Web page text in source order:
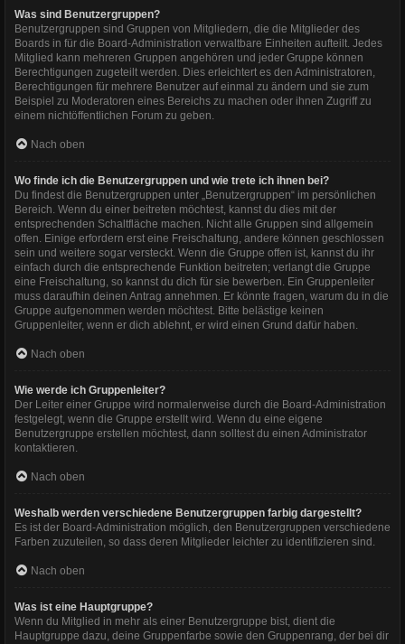
Was sind Benutzergruppen?
Benutzergruppen sind Gruppen von Mitgliedern, die die Mitglieder des
Boards in für die Board-Administration verwaltbare Einheiten aufteilt. Jedes
Mitglied kann mehreren Gruppen angehören und jeder Gruppe können
Berechtigungen zugeteilt werden. Dies erleichtert es den Administratoren,
Berechtigungen für mehrere Benutzer auf einmal zu ändern und sie zum
Beispiel zu Moderatoren eines Bereichs zu machen oder ihnen Zugriff zu
einem nichtöffentlichen Forum zu geben.
Nach oben
Wo finde ich die Benutzergruppen und wie trete ich ihnen bei?
Du findest die Benutzergruppen unter „Benutzergruppen“ im persönlichen
Bereich. Wenn du einer beitreten möchtest, kannst du dies mit der
entsprechenden Schaltfläche machen. Nicht alle Gruppen sind allgemein
offen. Einige erfordern erst eine Freischaltung, andere können geschlossen
sein und weitere sogar versteckt. Wenn die Gruppe offen ist, kannst du ihr
einfach durch die entsprechende Funktion beitreten; verlangt die Gruppe
eine Freischaltung, so kannst du dich für sie bewerben. Ein Gruppenleiter
muss daraufhin deinen Antrag annehmen. Er könnte fragen, warum du in die
Gruppe aufgenommen werden möchtest. Bitte belästige keinen
Gruppenleiter, wenn er dich ablehnt, er wird einen Grund dafür haben.
Nach oben
Wie werde ich Gruppenleiter?
Der Leiter einer Gruppe wird normalerweise durch die Board-Administration
festgelegt, wenn die Gruppe erstellt wird. Wenn du eine eigene
Benutzergruppe erstellen möchtest, dann solltest du einen Administrator
kontaktieren.
Nach oben
Weshalb werden verschiedene Benutzergruppen farbig dargestellt?
Es ist der Board-Administration möglich, den Benutzergruppen verschiedene
Farben zuzuteilen, so dass deren Mitglieder leichter zu identifizieren sind.
Nach oben
Was ist eine Hauptgruppe?
Wenn du Mitglied in mehr als einer Benutzergruppe bist, dient die
Hauptgruppe dazu, deine Gruppenfarbe sowie den Gruppenrang, der bei dir